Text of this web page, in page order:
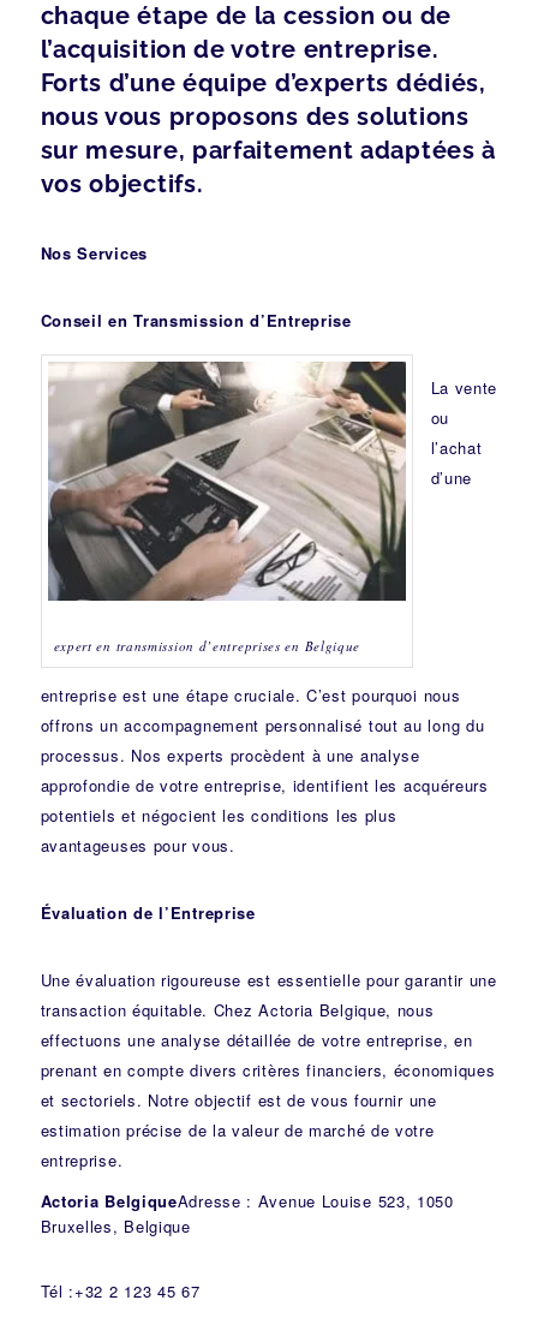
chaque étape de la cession ou de
l’acquisition de votre entreprise.
Forts d’une équipe d’experts dédiés,
nous vous proposons des solutions
sur mesure, parfaitement adaptées à
vos objectifs.
Nos Services
Conseil en Transmission d’Entreprise
expert en transmission d’entreprises en Belgique
La vente
ou
l’achat
d’une
entreprise est une étape cruciale. C’est pourquoi nous
offrons un accompagnement personnalisé tout au long du
processus. Nos experts procèdent à une analyse
approfondie de votre entreprise, identifient les acquéreurs
potentiels et négocient les conditions les plus
avantageuses pour vous.
Évaluation de l’Entreprise
Une évaluation rigoureuse est essentielle pour garantir une
transaction équitable. Chez Actoria Belgique, nous
effectuons une analyse détaillée de votre entreprise, en
prenant en compte divers critères financiers, économiques
et sectoriels. Notre objectif est de vous fournir une
estimation précise de la valeur de marché de votre
entreprise.
Actoria BelgiqueAdresse : Avenue Louise 523, 1050
Bruxelles, Belgique
Tél :+32 2 123 45 67